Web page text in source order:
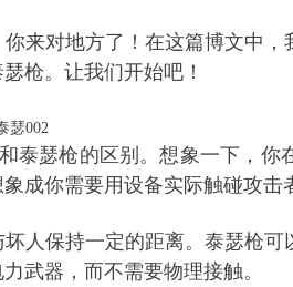
来对地方了！在这篇博文中，
枪。让我们开始吧！
瑟002
和泰瑟枪的区别。想象一下，你
成你需要用设备实际触碰攻击
人保持一定的距离。泰瑟枪可
武器，而不需要物理接触。